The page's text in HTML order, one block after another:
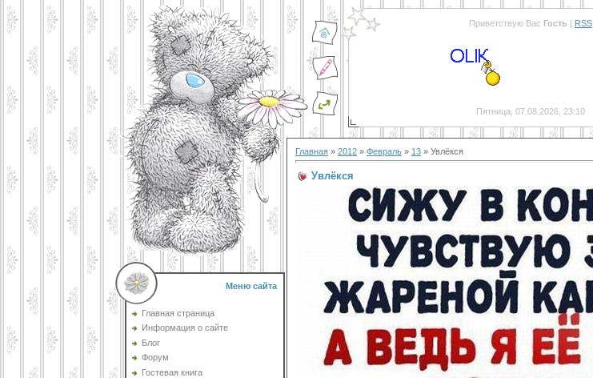
Меню сайта
Главная страница
Информация о сайте
Блог
Форум
Гостевая книга
Приветствую Вас Гость | RSS
Пятница, 07.08.2026, 23:10
Главная » 2012 » Февраль » 13 » Увлёкся
Увлёкся